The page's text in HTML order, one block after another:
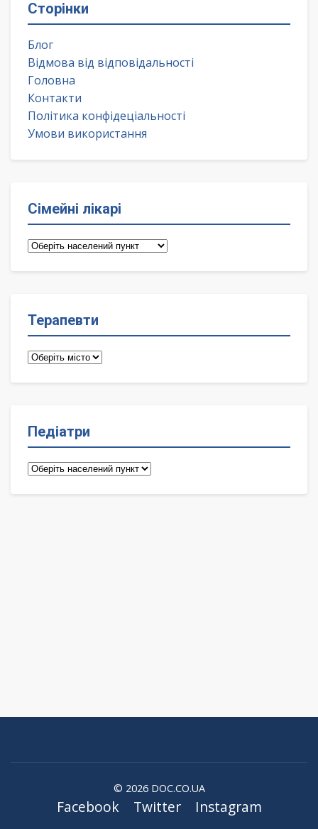
Сторінки
Блог
Відмова від відповідальності
Головна
Контакти
Політика конфідеціальності
Умови використання
Сімейні лікарі
Сімейні
Терапевти
Терапевти
Педіатри
Педіатри
© 2026 DOC.CO.UA
Facebook Twitter Instagram